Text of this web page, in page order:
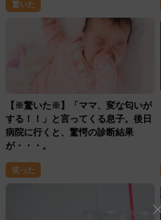
驚いた
【※驚いた※】「ママ、変な匂いが
する！！」と言ってくる息子。後日
病院に行くと、驚愕の診断結果
が・・・。
笑った